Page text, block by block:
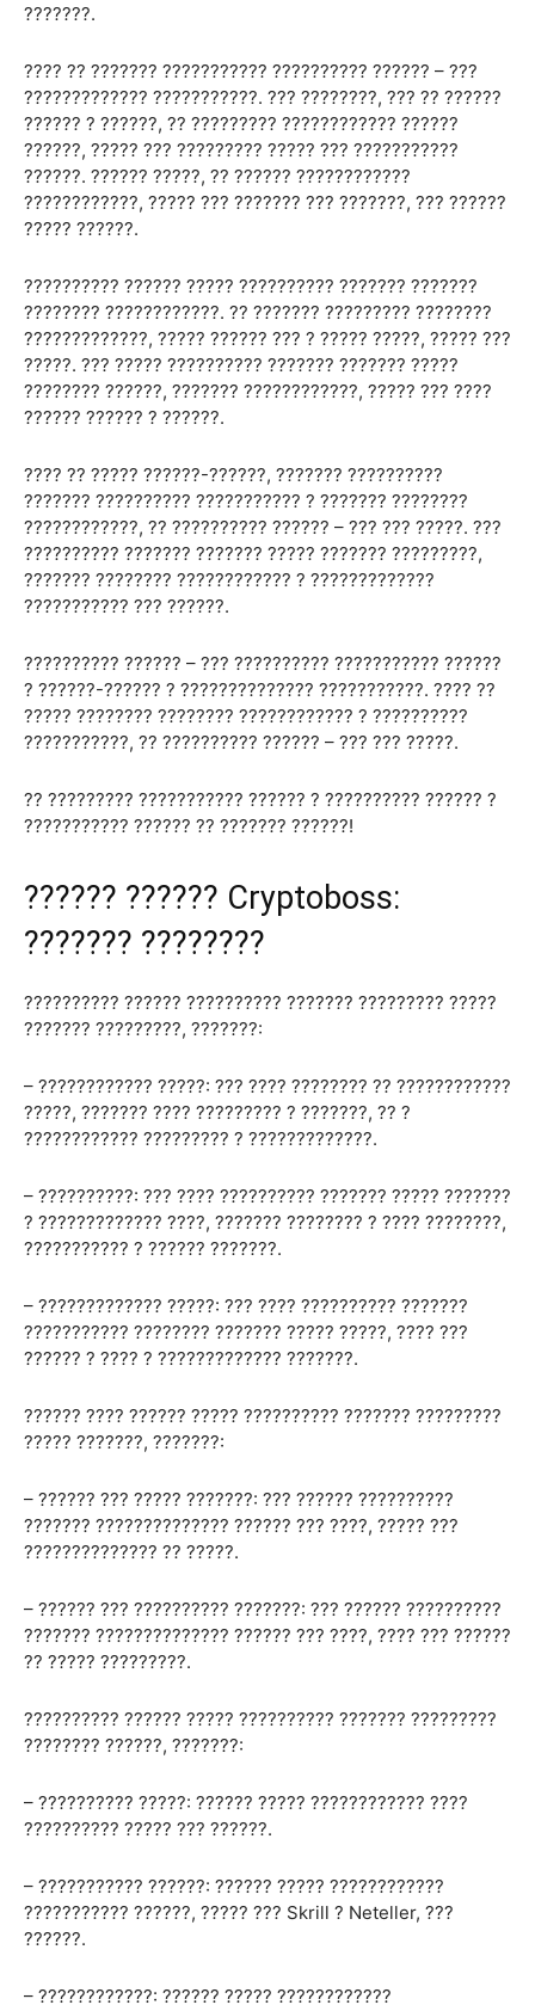
???????.
???? ?? ??????? ??????????? ?????????? ?????? – ???
????????????? ???????????. ??? ????????, ??? ?? ??????
?????? ? ??????, ?? ????????? ???????????? ??????
??????, ????? ??? ????????? ????? ??? ???????????
??????. ?????? ?????, ?? ?????? ????????????
????????????, ????? ??? ??????? ??? ???????, ??? ??????
????? ??????.
?????????? ?????? ????? ?????????? ??????? ???????
???????? ????????????. ?? ??????? ????????? ????????
?????????????, ????? ?????? ??? ? ????? ?????, ????? ???
?????. ??? ????? ?????????? ??????? ??????? ?????
???????? ??????, ??????? ????????????, ????? ??? ????
?????? ?????? ? ??????.
???? ?? ????? ??????-??????, ??????? ??????????
??????? ?????????? ??????????? ? ??????? ????????
????????????, ?? ?????????? ?????? – ??? ??? ?????. ???
?????????? ??????? ??????? ????? ??????? ?????????,
??????? ???????? ???????????? ? ?????????????
??????????? ??? ??????.
?????????? ?????? – ??? ?????????? ??????????? ??????
? ??????-?????? ? ?????????????? ???????????. ???? ??
????? ???????? ???????? ???????????? ? ??????????
???????????, ?? ?????????? ?????? – ??? ??? ?????.
?? ????????? ??????????? ?????? ? ?????????? ?????? ?
??????????? ?????? ?? ??????? ??????!
?????? ?????? Cryptoboss:
??????? ????????
?????????? ?????? ?????????? ??????? ????????? ?????
??????? ?????????, ???????:
– ???????????? ?????: ??? ???? ???????? ?? ????????????
?????, ??????? ???? ????????? ? ???????, ?? ?
???????????? ????????? ? ?????????????.
– ??????????: ??? ???? ?????????? ??????? ????? ???????
? ????????????? ????, ??????? ???????? ? ???? ????????,
??????????? ? ?????? ???????.
– ????????????? ?????: ??? ???? ?????????? ???????
??????????? ???????? ??????? ????? ?????, ???? ???
?????? ? ???? ? ????????????? ???????.
?????? ???? ?????? ????? ?????????? ??????? ?????????
????? ???????, ???????:
– ?????? ??? ????? ???????: ??? ?????? ??????????
??????? ?????????????? ?????? ??? ????, ????? ???
?????????????? ?? ?????.
– ?????? ??? ?????????? ???????: ??? ?????? ??????????
??????? ?????????????? ?????? ??? ????, ???? ??? ??????
?? ????? ?????????.
?????????? ?????? ????? ?????????? ??????? ?????????
???????? ??????, ???????:
– ?????????? ?????: ?????? ????? ???????????? ????
?????????? ????? ??? ??????.
– ??????????? ??????: ?????? ????? ????????????
??????????? ??????, ????? ??? Skrill ? Neteller, ???
??????.
– ????????????: ?????? ????? ????????????